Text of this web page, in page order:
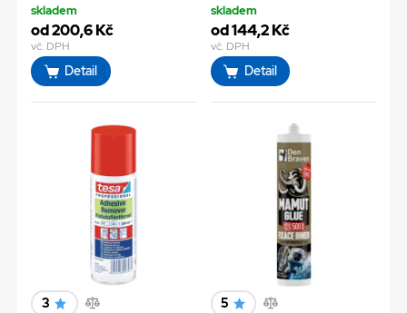
skladem
od 200,6 Kč
vč. DPH
Detail
skladem
od 144,2 Kč
vč. DPH
Detail
3 5